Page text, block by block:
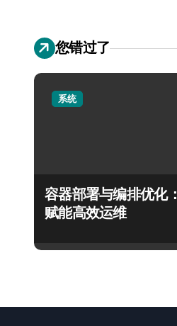
您错过了
系统
容器部署与编排优化：
赋能高效运维